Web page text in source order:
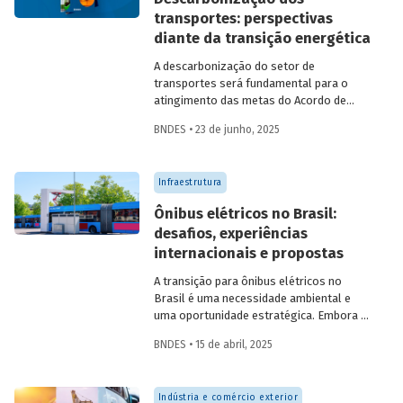
contribuições da sociedade civil,
especialistas e entidades do setor
visando avaliar os desafios e
os resultados.
transportes: perspectivas
diante da transição energética
A descarbonização do setor de
transportes será fundamental para o
atingimento das metas do Acordo de
Descarbonização dos transportes –
energética aborda os desafios e
oportunidades para os setores
automotivo, de minerais críticos, de
biocombustíveis, de logística e de
mobilidade urbana nesse contexto, em
uma discussão que engloba
economia de baixo carbono
simultaneamente.
BNDES • 23 de junho, 2025
Infraestrutura
Ônibus elétricos no Brasil:
desafios, experiências
internacionais e propostas
A transição para ônibus elétricos no
Brasil é uma necessidade ambiental e
uma oportunidade estratégica. Embora os
experiências internacionais comprovam
públicas robustas podem acelerar essa
BNDES • 15 de abril, 2025
Indústria e comércio exterior